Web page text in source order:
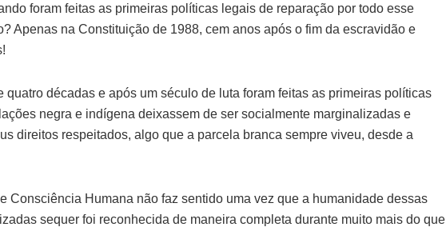
foram feitas as primeiras políticas legais de reparação por todo esse
Apenas na Constituição de 1988, cem anos após o fim da escravidão e
quatro décadas e após um século de luta foram feitas as primeiras políticas
negra e indígena deixassem de ser socialmente marginalizadas e
direitos respeitados, algo que a parcela branca sempre viveu, desde a
Consciência Humana não faz sentido uma vez que a humanidade dessas
sequer foi reconhecida de maneira completa durante muito mais do que